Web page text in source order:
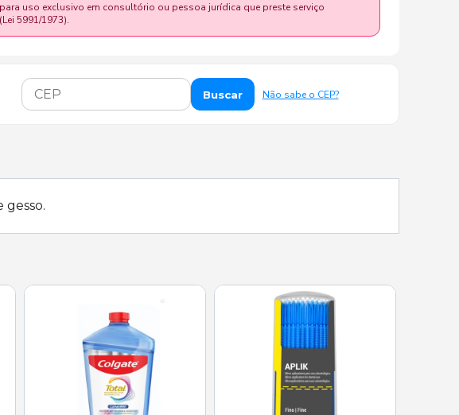
uso exclusivo em consultório ou pessoa jurídica que preste serviço
5991/1973).
Buscar Não sabe o CEP?